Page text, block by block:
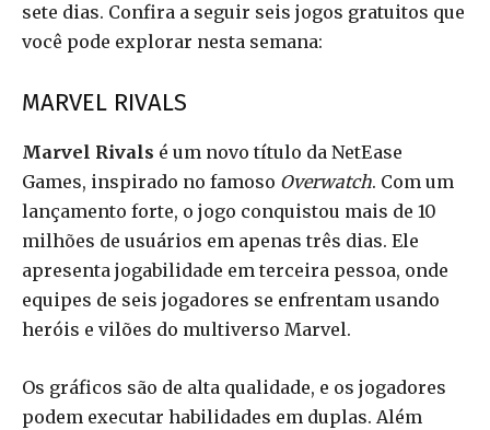
sete dias. Confira a seguir seis jogos gratuitos que
você pode explorar nesta semana:
MARVEL RIVALS
Marvel Rivals é um novo título da NetEase
Games, inspirado no famoso Overwatch. Com um
lançamento forte, o jogo conquistou mais de 10
milhões de usuários em apenas três dias. Ele
apresenta jogabilidade em terceira pessoa, onde
equipes de seis jogadores se enfrentam usando
heróis e vilões do multiverso Marvel.
Os gráficos são de alta qualidade, e os jogadores
podem executar habilidades em duplas. Além